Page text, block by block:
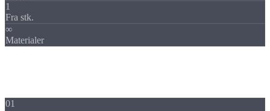
1
Fra stk.
∞
Materialer
01